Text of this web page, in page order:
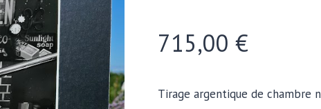
715,00 €
Tirage argentique de chambre